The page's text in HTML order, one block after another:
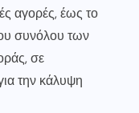
αγορές, έως το
συνόλου των
σε
την κάλυψη